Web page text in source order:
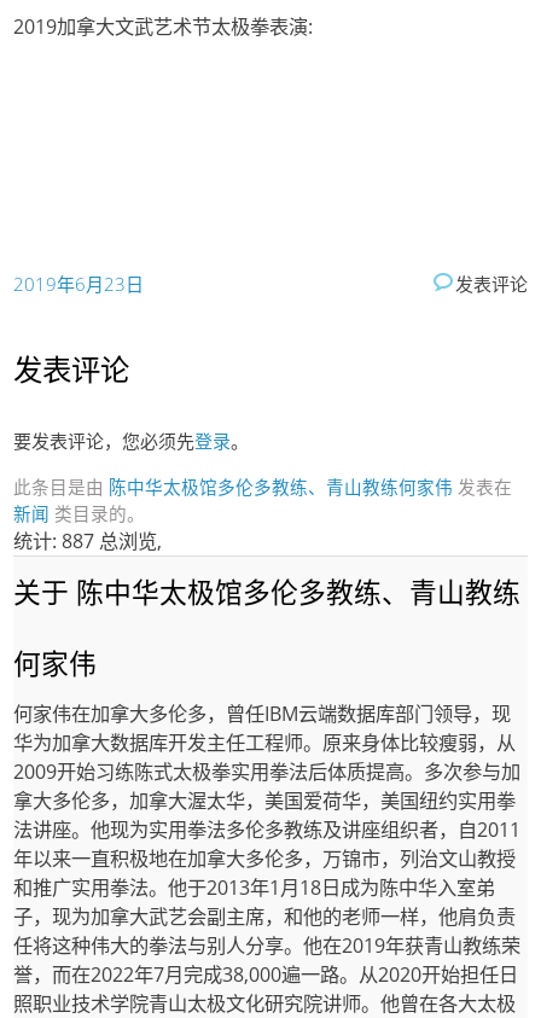
2019加拿大文武艺术节太极拳表演:
2019年6月23日 发表评论
发表评论
要发表评论，您必须先登录。
此条目是由 陈中华太极馆多伦多教练、青山教练何家伟 发表在
新闻 类目录的。
统计: 887 总浏览,
关于 陈中华太极馆多伦多教练、青山教练
何家伟
何家伟在加拿大多伦多，曾任IBM云端数据库部门领导，现
华为加拿大数据库开发主任工程师。原来身体比较瘦弱，从
2009开始习练陈式太极拳实用拳法后体质提高。多次参与加
拿大多伦多，加拿大渥太华，美国爱荷华，美国纽约实用拳
法讲座。他现为实用拳法多伦多教练及讲座组织者，自2011
年以来一直积极地在加拿大多伦多，万锦市，列治文山教授
和推广实用拳法。他于2013年1月18日成为陈中华入室弟
子，现为加拿大武艺会副主席，和他的老师一样，他肩负责
任将这种伟大的拳法与别人分享。他在2019年获青山教练荣
誉，而在2022年7月完成38,000遍一路。从2020开始担任日
照职业技术学院青山太极文化研究院讲师。他曾在各大太极